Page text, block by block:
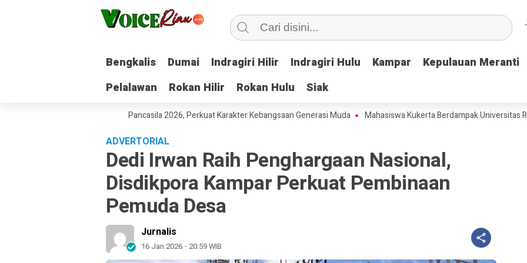
Bengkalis Dumai Indragiri Hilir Indragiri Hulu Kampar Kepulauan Meranti
Pelalawan
Rokan Hilir Rokan Hulu Siak
Bengkalis Dumai Indragiri Hilir Indragiri Hulu Kampar Kepulauan Meranti
Pelalawan
Rokan Hilir Rokan Hulu Siak
Gelar Pekan Pelajar Pancasila 2026, Perkuat Karakter Kebangsaan Generasi Muda Mahasiswa Kukerta Berdampak Universitas Riau
ADVERTORIAL
Dedi Irwan Raih Penghargaan Nasional,
Disdikpora Kampar Perkuat Pembinaan
Pemuda Desa
Jurnalis
16 Jan 2026 - 20:59 WIB